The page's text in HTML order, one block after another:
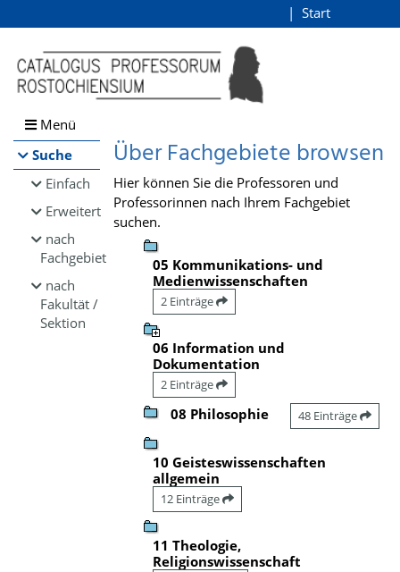
Browsen
direkt zum Inhalt
Start
Menü
Suche
Einfach
Erweitert
nach
Fachgebiet
nach
Fakultät /
Sektion
Über Fachgebiete browsen
Hier können Sie die Professoren und
Professorinnen nach Ihrem Fachgebiet
suchen.
05 Kommunikations- und
Medienwissenschaften
2 Einträge
06 Information und
Dokumentation
2 Einträge
08 Philosophie 48 Einträge
10 Geisteswissenschaften
allgemein
12 Einträge
11 Theologie,
Religionswissenschaft